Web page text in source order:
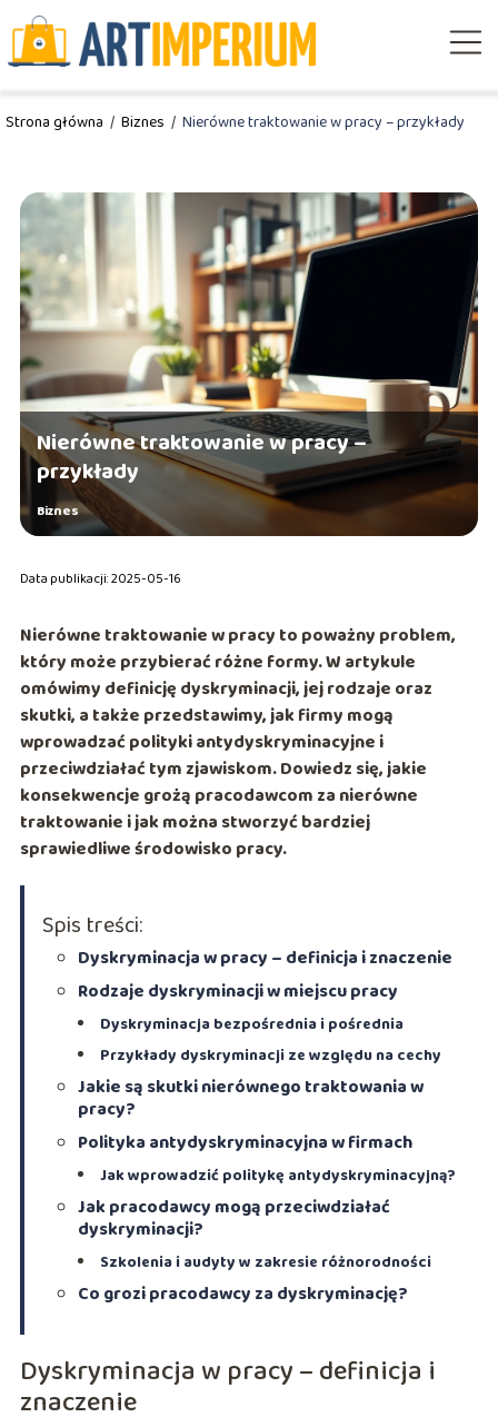
Strona główna / Biznes / Nierówne traktowanie w pracy – przykłady
Nierówne traktowanie w pracy –
przykłady
Biznes
Data publikacji: 2025-05-16
Nierówne traktowanie w pracy to poważny problem,
który może przybierać różne formy. W artykule
omówimy definicję dyskryminacji, jej rodzaje oraz
skutki, a także przedstawimy, jak firmy mogą
wprowadzać polityki antydyskryminacyjne i
przeciwdziałać tym zjawiskom. Dowiedz się, jakie
konsekwencje grożą pracodawcom za nierówne
traktowanie i jak można stworzyć bardziej
sprawiedliwe środowisko pracy.
Spis treści:
Dyskryminacja w pracy – definicja i znaczenie
Rodzaje dyskryminacji w miejscu pracy
Dyskryminacja bezpośrednia i pośrednia
Przykłady dyskryminacji ze względu na cechy
Jakie są skutki nierównego traktowania w
pracy?
Polityka antydyskryminacyjna w firmach
Jak wprowadzić politykę antydyskryminacyjną?
Jak pracodawcy mogą przeciwdziałać
dyskryminacji?
Szkolenia i audyty w zakresie różnorodności
Co grozi pracodawcy za dyskryminację?
Dyskryminacja w pracy – definicja i
znaczenie